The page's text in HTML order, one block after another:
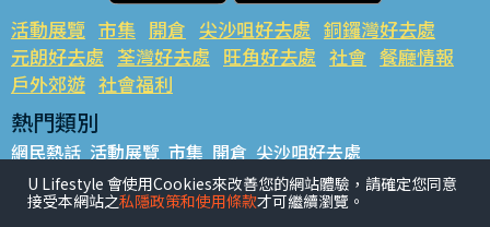
活動展覽 市集 開倉 尖沙咀好去處 銅鑼灣好去處
元朗好去處 荃灣好去處 旺角好去處 社會 餐廳情報
戶外郊遊 社會福利
熱門類別
網民熱話 活動展覽 市集 開倉 尖沙咀好去處
銅鑼灣好去處 元朗好去處 荃灣好去處 旺角好去處 社會
餐廳情報 戶外郊遊
U Lifestyle 會使用Cookies來改善您的網站體驗，請確定您同意
接受本網站之私隱政策和使用條款才可繼續瀏覽。